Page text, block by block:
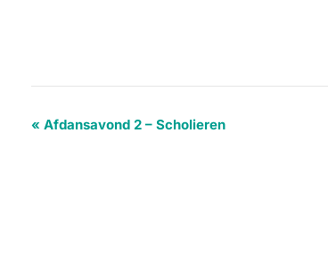
Evenement
« Afdansavond 2 – Scholieren